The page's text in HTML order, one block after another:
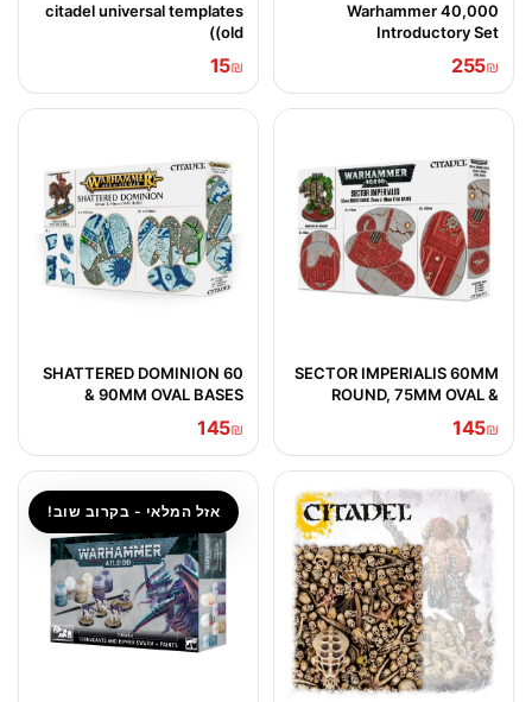
Warhammer 40,000
Introductory Set
₪
255
citadel universal templates
(old)
₪
15
SECTOR IMPERIALIS 60MM
ROUND, 75MM OVAL &
₪
145
SHATTERED DOMINION 60
& 90MM OVAL BASES
₪
145
אזל המלאי - בקרוב שוב!